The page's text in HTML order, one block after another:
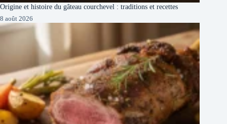
Origine et histoire du gâteau courchevel : traditions et recettes
8 août 2026